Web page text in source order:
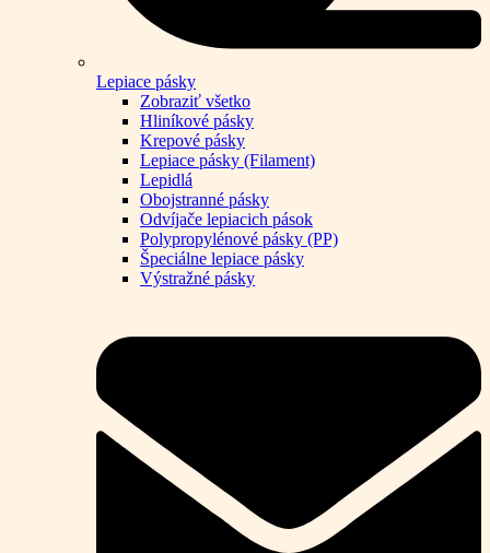
Lepiace pásky
Zobraziť všetko
Hliníkové pásky
Krepové pásky
Lepiace pásky (Filament)
Lepidlá
Obojstranné pásky
Odvíjače lepiacich pások
Polypropylénové pásky (PP)
Špeciálne lepiace pásky
Výstražné pásky